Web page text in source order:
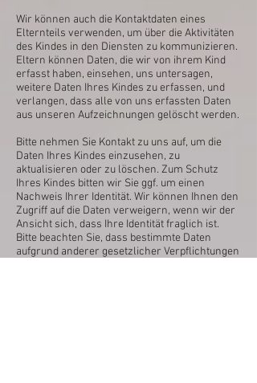
Wir können auch die Kontaktdaten eines
Elternteils verwenden, um über die Aktivitäten
des Kindes in den Diensten zu kommunizieren.
Eltern können Daten, die wir von ihrem Kind
erfasst haben, einsehen, uns untersagen,
weitere Daten Ihres Kindes zu erfassen, und
verlangen, dass alle von uns erfassten Daten
aus unseren Aufzeichnungen gelöscht werden.
Bitte nehmen Sie Kontakt zu uns auf, um die
Daten Ihres Kindes einzusehen, zu
aktualisieren oder zu löschen. Zum Schutz
Ihres Kindes bitten wir Sie ggf. um einen
Nachweis Ihrer Identität. Wir können Ihnen den
Zugriff auf die Daten verweigern, wenn wir der
Ansicht sich, dass Ihre Identität fraglich ist.
Bitte beachten Sie, dass bestimmte Daten
aufgrund anderer gesetzlicher Verpflichtungen